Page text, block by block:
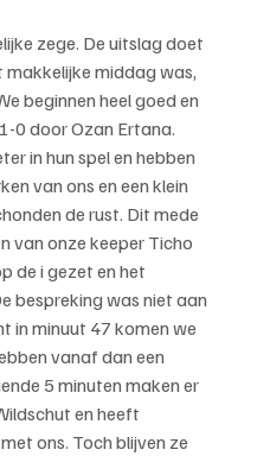
zege. De uitslag doet
middag was,
beginnen heel goed en
0 door Ozan Ertana.
in hun spel en hebben
van ons en een klein
de rust. Dit mede
van onze keeper Ticho
de i gezet en het
bespreking was niet aan
in minuut 47 komen we
vanaf dan een
5 minuten maken er
en heeft
ons. Toch blijven ze